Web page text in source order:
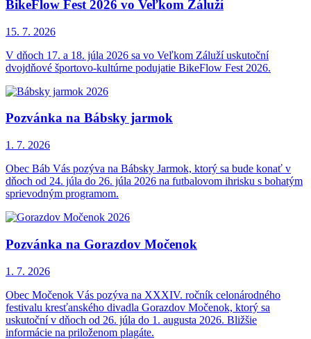
BikeFlow Fest 2026 vo Veľkom Záluží
15. 7. 2026
V dňoch 17. a 18. júla 2026 sa vo Veľkom Záluží uskutoční
dvojdňové športovo-kultúrne podujatie BikeFlow Fest 2026.
Pozvánka na Bábsky jarmok
1. 7. 2026
Obec Báb Vás pozýva na Bábsky Jarmok, ktorý sa bude konať v
dňoch od 24. júla do 26. júla 2026 na futbalovom ihrisku s bohatým
sprievodným programom.
Pozvánka na Gorazdov Močenok
1. 7. 2026
Obec Močenok Vás pozýva na XXXIV. ročník celonárodného
festivalu kresťanského divadla Gorazdov Močenok, ktorý sa
uskutoční v dňoch od 26. júla do 1. augusta 2026. Bližšie
informácie na priloženom plagáte.